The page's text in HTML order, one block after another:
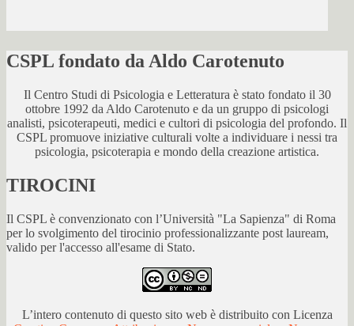
CSPL fondato da Aldo Carotenuto
Il Centro Studi di Psicologia e Letteratura è stato fondato il 30
ottobre 1992 da Aldo Carotenuto e da un gruppo di psicologi
analisti, psicoterapeuti, medici e cultori di psicologia del profondo. Il
CSPL promuove iniziative culturali volte a individuare i nessi tra
psicologia, psicoterapia e mondo della creazione artistica.
TIROCINI
Il CSPL è convenzionato con l’Università "La Sapienza" di Roma
per lo svolgimento del tirocinio professionalizzante post lauream,
valido per l'accesso all'esame di Stato.
L’intero contenuto di questo sito web è distribuito con Licenza